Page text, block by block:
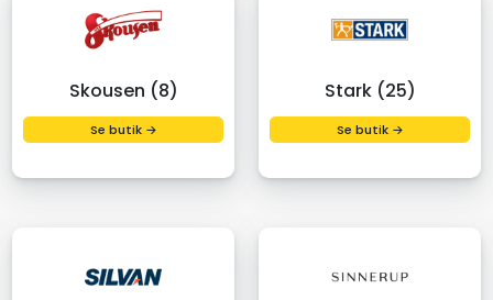
Skousen (8)
Se butik →
Stark (25)
Se butik →